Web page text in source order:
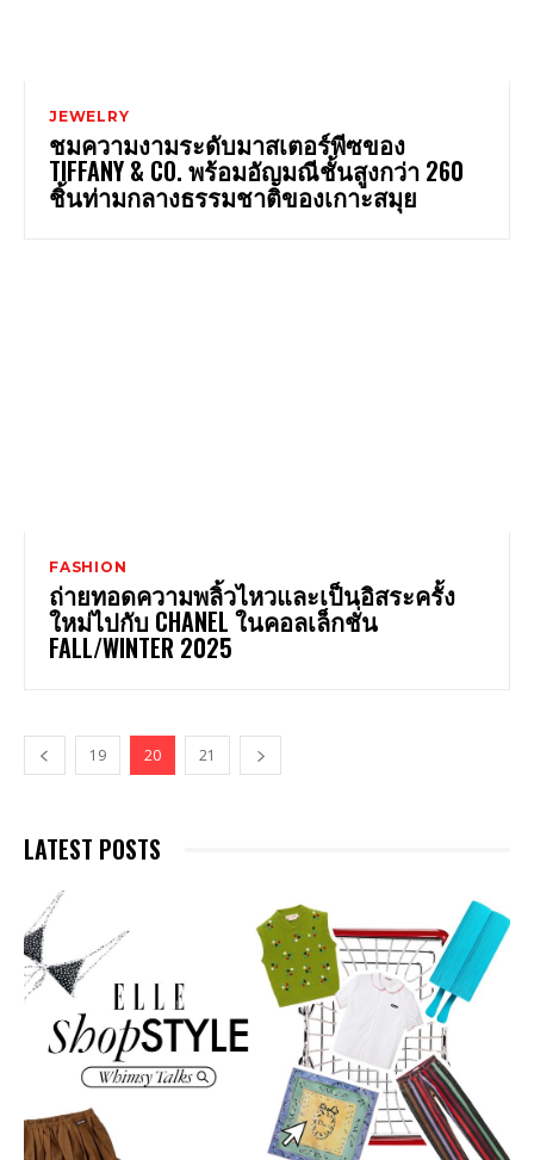
JEWELRY
ชมความงามระดับมาสเตอร์พีซของ
TIFFANY & CO. พร้อมอัญมณีชั้นสูงกว่า 260
ชิ้นท่ามกลางธรรมชาติของเกาะสมุย
FASHION
ถ่ายทอดความพลิ้วไหวและเป็นอิสระครั้ง
ใหม่ไปกับ CHANEL ในคอลเล็กชั่น
FALL/WINTER 2025
19 20 21
LATEST POSTS